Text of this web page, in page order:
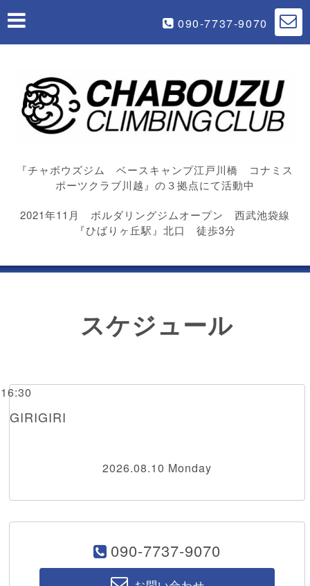
090-7737-9070
『チャボウズジム ベースキャンプ江戸川橋 コナミス
ポーツクラブ川越』の３拠点にて活動中
2021年11月 ボルダリングジムオープン 西武池袋線
『ひばりヶ丘駅』北口 徒歩3分
スケジュール
GIRIGIRI
2026.08.10 Monday
090-7737-9070